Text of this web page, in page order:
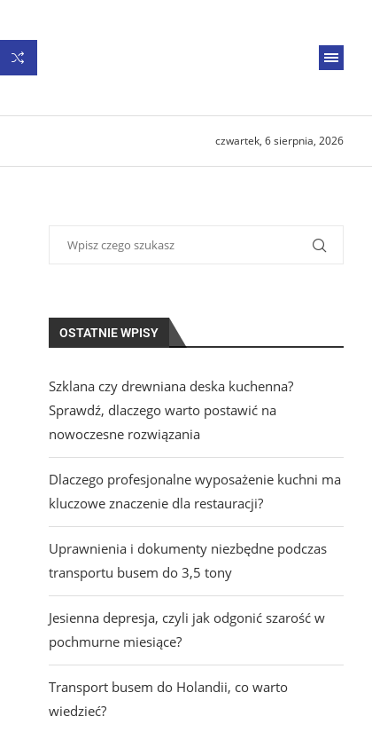
czwartek, 6 sierpnia, 2026
OSTATNIE WPISY
Szklana czy drewniana deska kuchenna?
Sprawdź, dlaczego warto postawić na
nowoczesne rozwiązania
Dlaczego profesjonalne wyposażenie kuchni ma
kluczowe znaczenie dla restauracji?
Uprawnienia i dokumenty niezbędne podczas
transportu busem do 3,5 tony
Jesienna depresja, czyli jak odgonić szarość w
pochmurne miesiące?
Transport busem do Holandii, co warto
wiedzieć?